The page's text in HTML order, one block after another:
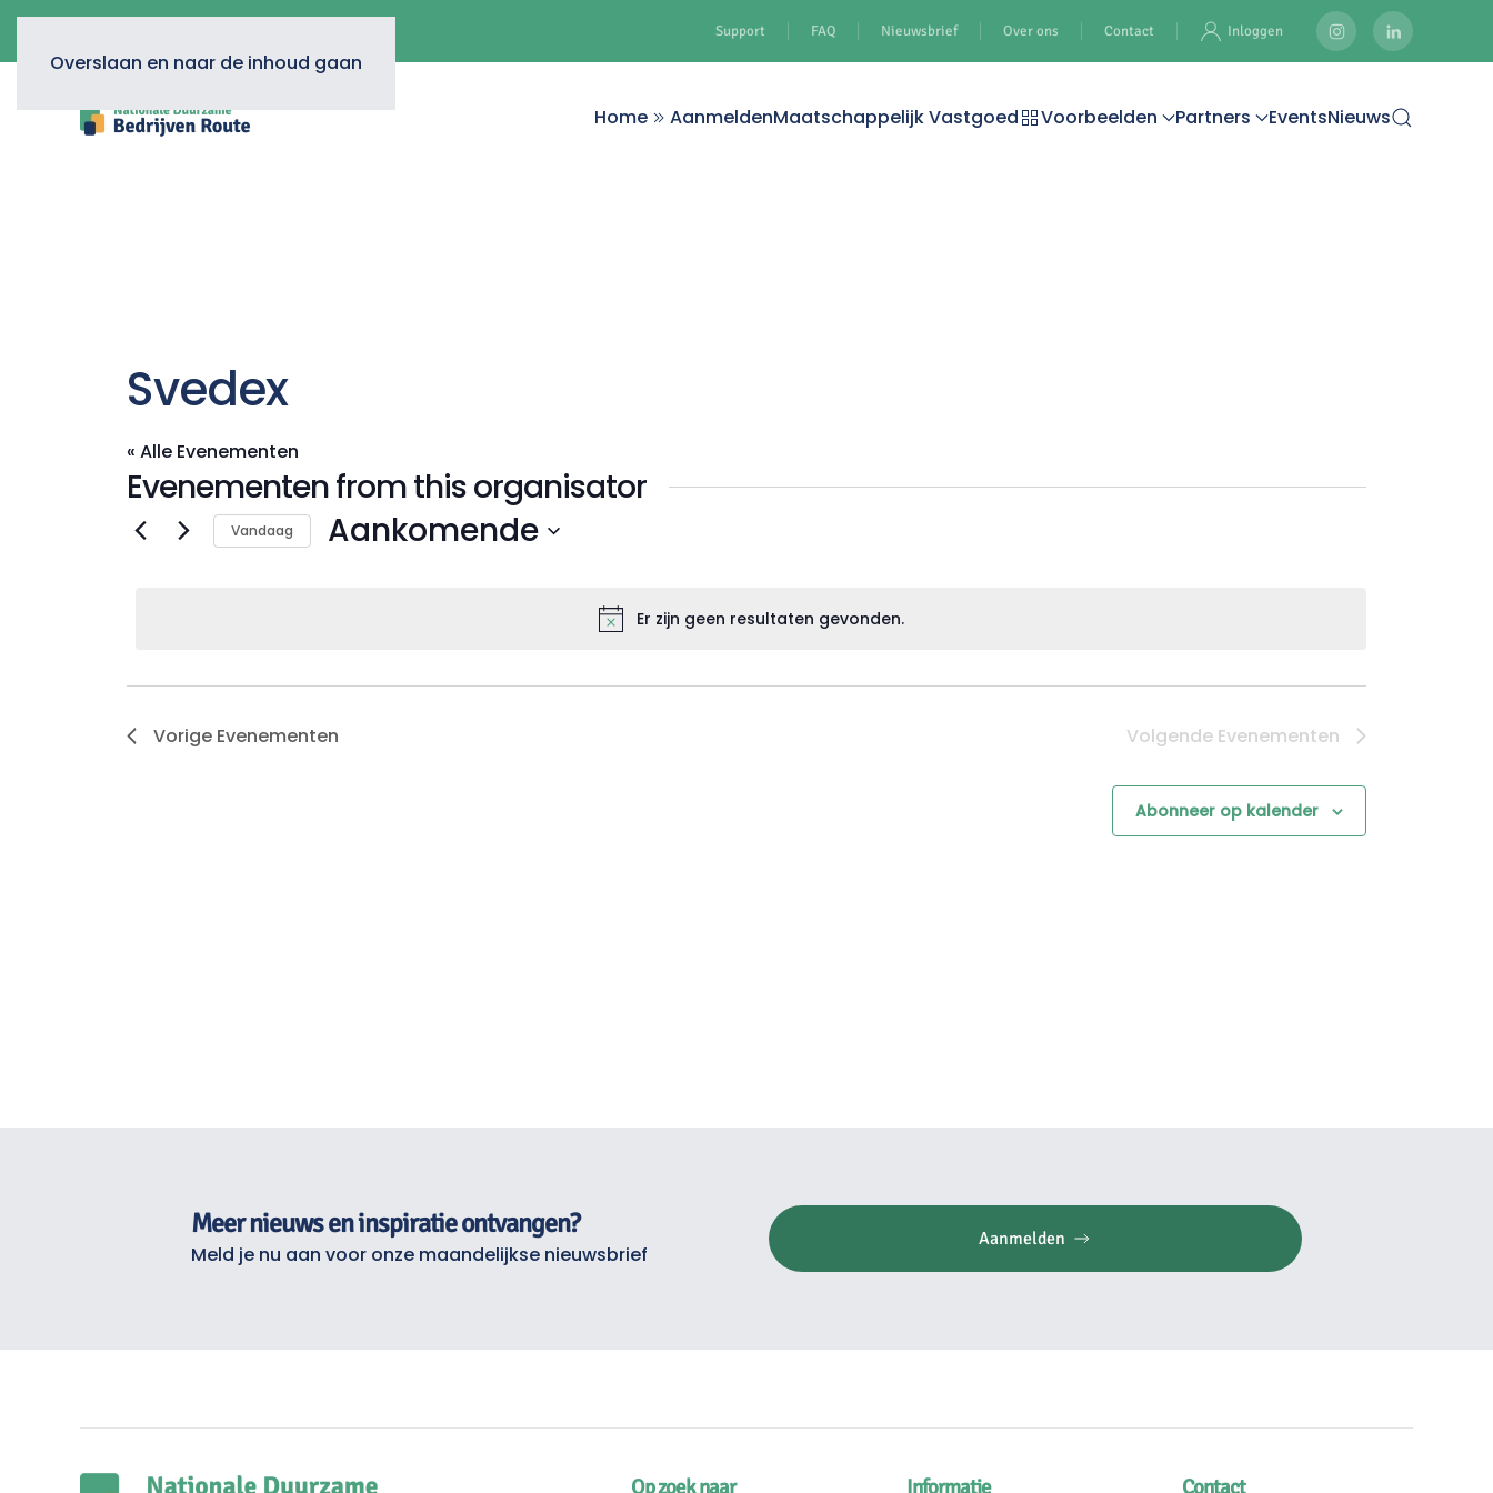
Overslaan en naar de inhoud gaan
Support FAQ Nieuwsbrief Over ons Contact Inloggen
Home AanmeldenMaatschappelijk Vastgoed Voorbeelden Partners EventsNieuws
Svedex
« Alle Evenementen
Evenementen from this organisator
Bericht
Er zijn geen resultaten gevonden.
Vandaag Aankomende
Vorige Evenementen Volgende Evenementen
Abonneer op kalender
Meer nieuws en inspiratie ontvangen?
Meld je nu aan voor onze maandelijkse nieuwsbrief
Aanmelden
Op zoek naar Informatie Contact